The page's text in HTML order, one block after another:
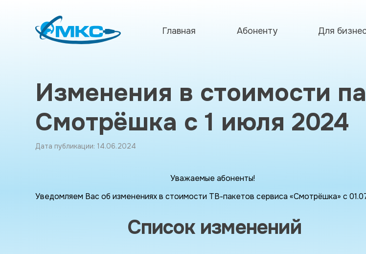
Главная Абоненту Для
Изменения в стоимости
Смотрёшка с 1 июля 2024
Дата публикации: 14.06.2024
Уважаемые абоненты!
Уведомляем Вас об изменениях в стоимости ТВ-пакетов сервиса «Смотрёшка» с
Список изменений